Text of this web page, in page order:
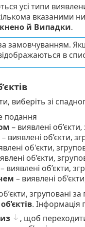
усі типи
вказаними
й Випадки.
замовчуванням.
в
виберіть зі
подання
– виявлені
– виявлені об’єкти,
об'єкти,
об’єкти,
виявлені об’єкти,
– виявлені
згруповані
. Інформація
, щоб